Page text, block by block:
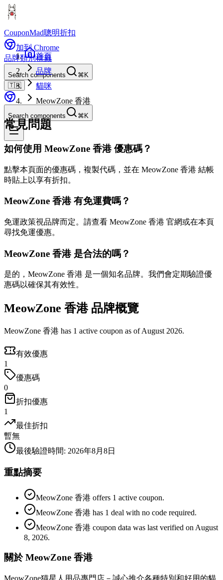
CouponMad聰明折扣
加到 Chrome
品牌類別標籤
Search components
⌘K
🇹🇼
Search components ⌘K
首頁
品牌
貓咪
MeowZone 香港
常見問題
如何使用 MeowZone 香港 優惠碼？
點擊本頁面的優惠碼，複製代碼，並在 MeowZone 香港 結帳
時貼上以享有折扣。
MeowZone 香港 有免運費嗎？
免運政策視品牌而定。請查看 MeowZone 香港 官網或在本頁
尋找免運優惠。
MeowZone 香港 是合法的嗎？
是的，MeowZone 香港 是一個知名品牌。我們會定期驗證優
惠碼以確保其有效性。
MeowZone 香港 品牌概覽
MeowZone 香港 has 1 active coupon as of August 2026.
有效優惠
1
優惠碼
0
折扣優惠
1
最佳折扣
暫無
最後驗證時間: 2026年8月8日
重點摘要
MeowZone 香港 offers 1 active coupon.
MeowZone 香港 has 1 deal with no code required.
MeowZone 香港 coupon data was last verified on August
8, 2026.
關於 MeowZone 香港
MeowZone猫星人用品專門店－誠心推介各種特別和好用的貓